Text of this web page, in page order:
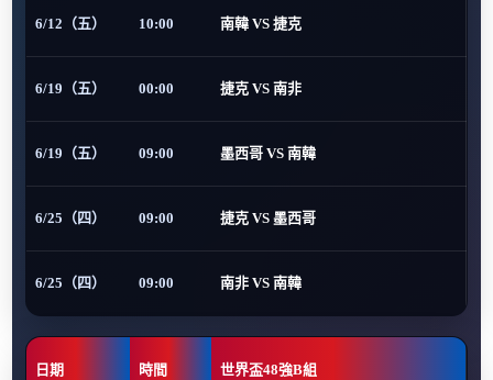
6/12（五） 10:00 南韓 VS 捷克
6/19（五） 00:00 捷克 VS 南非
6/19（五） 09:00 墨西哥 VS 南韓
6/25（四） 09:00 捷克 VS 墨西哥
6/25（四） 09:00 南非 VS 南韓
日期 時間 世界盃48強B組